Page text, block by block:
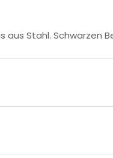
Stahl. Schwarzen